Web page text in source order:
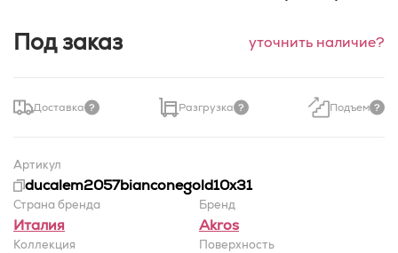
Под заказ уточнить наличие?
Доставка Разгрузка Подъем
Артикул
ducalem2057bianconegold10x31
Страна бренда
Италия
Бренд
Akros
Коллекция Поверхность